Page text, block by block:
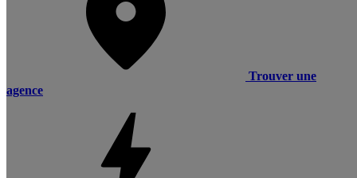
Trouver une
agence